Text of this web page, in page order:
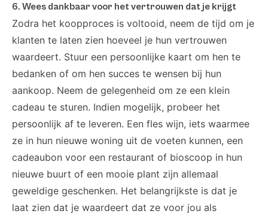
6. Wees dankbaar voor het vertrouwen dat je krijgt
Zodra het koopproces is voltooid, neem de tijd om je
klanten te laten zien hoeveel je hun vertrouwen
waardeert. Stuur een persoonlijke kaart om hen te
bedanken of om hen succes te wensen bij hun
aankoop. Neem de gelegenheid om ze een klein
cadeau te sturen. Indien mogelijk, probeer het
persoonlijk af te leveren. Een fles wijn, iets waarmee
ze in hun nieuwe woning uit de voeten kunnen, een
cadeaubon voor een restaurant of bioscoop in hun
nieuwe buurt of een mooie plant zijn allemaal
geweldige geschenken. Het belangrijkste is dat je
laat zien dat je waardeert dat ze voor jou als